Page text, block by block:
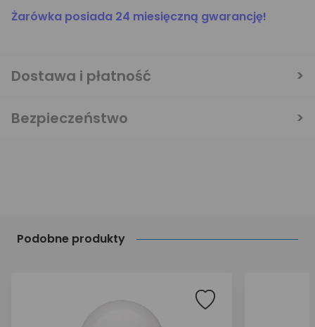
Podobne produkty
Żarówka posiada 24 miesięczną gwarancję!
Dostawa i płatność
Bezpieczeństwo